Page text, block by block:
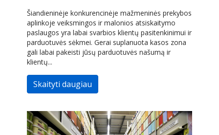
Šiandieninėje konkurencinėje mažmeninės prekybos
aplinkoje veiksmingos ir malonios atsiskaitymo
paslaugos yra labai svarbios klientų pasitenkinimui ir
parduotuvės sėkmei. Gerai suplanuota kasos zona
gali labai pakeisti jūsų parduotuvės našumą ir
klientų...
Skaityti daugiau